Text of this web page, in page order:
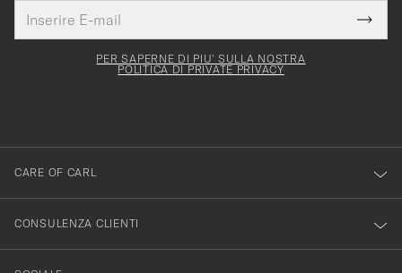
E-
mail
Grazie
per
PER SAPERNE DI PIU' SULLA NOSTRA
POLITICA DI PRIVATE PRIVACY
CARE OF CARL
CONSULENZA CLIENTI